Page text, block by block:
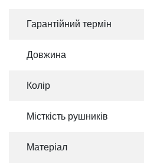
Гарантійний термін
Довжина
Колір
Місткість рушників
Матеріал